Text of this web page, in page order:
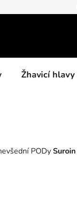
Žhavicí hlavy
PODySuroin